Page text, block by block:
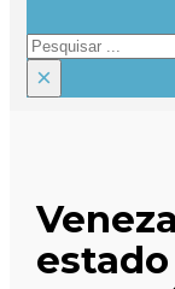
Pesquisar
×